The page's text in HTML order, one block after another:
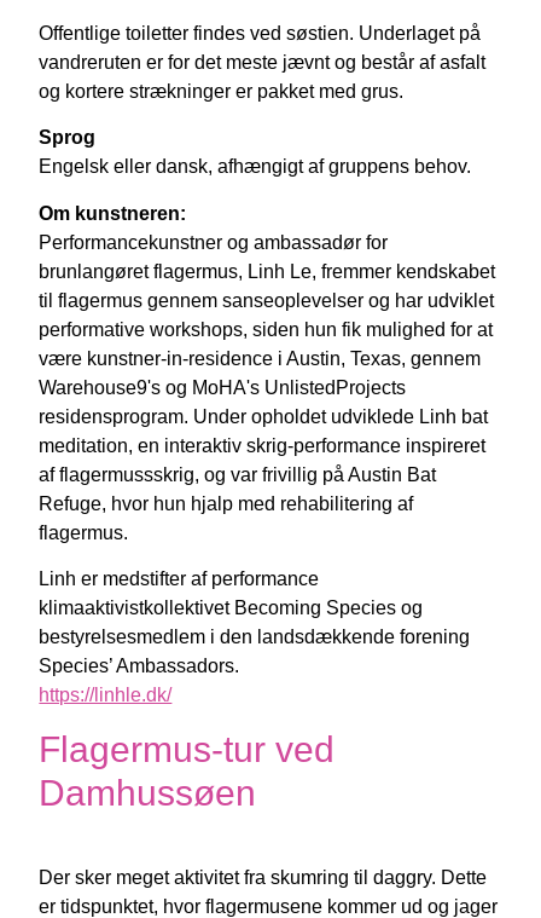
Offentlige toiletter findes ved søstien. Underlaget på
vandreruten er for det meste jævnt og består af asfalt
og kortere strækninger er pakket med grus.
Sprog
Engelsk eller dansk, afhængigt af gruppens behov.
Om kunstneren:
Performancekunstner og ambassadør for
brunlangøret flagermus, Linh Le, fremmer kendskabet
til flagermus gennem sanseoplevelser og har udviklet
performative workshops, siden hun fik mulighed for at
være kunstner-in-residence i Austin, Texas, gennem
Warehouse9's og MoHA's UnlistedProjects
residensprogram. Under opholdet udviklede Linh bat
meditation, en interaktiv skrig-performance inspireret
af flagermussskrig, og var frivillig på Austin Bat
Refuge, hvor hun hjalp med rehabilitering af
flagermus.
Linh er medstifter af performance
klimaaktivistkollektivet Becoming Species og
bestyrelsesmedlem i den landsdækkende forening
Species’ Ambassadors.
https://linhle.dk/
Flagermus-tur ved
Damhussøen
Der sker meget aktivitet fra skumring til daggry. Dette
er tidspunktet, hvor flagermusene kommer ud og jager